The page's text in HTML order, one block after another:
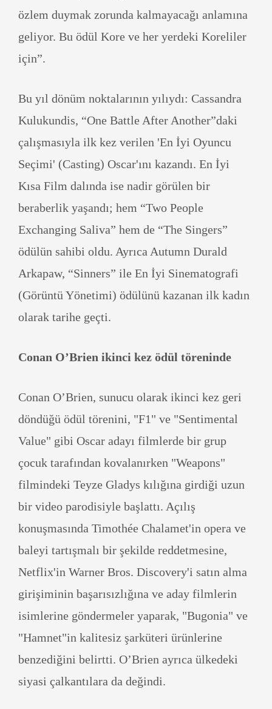
özlem duymak zorunda kalmayacağı anlamına
geliyor. Bu ödül Kore ve her yerdeki Koreliler
için”.
Bu yıl dönüm noktalarının yılıydı: Cassandra
Kulukundis, “One Battle After Another”daki
çalışmasıyla ilk kez verilen 'En İyi Oyuncu
Seçimi' (Casting) Oscar'ını kazandı. En İyi
Kısa Film dalında ise nadir görülen bir
beraberlik yaşandı; hem “Two People
Exchanging Saliva” hem de “The Singers”
ödülün sahibi oldu. Ayrıca Autumn Durald
Arkapaw, “Sinners” ile En İyi Sinematografi
(Görüntü Yönetimi) ödülünü kazanan ilk kadın
olarak tarihe geçti.
Conan O’Brien ikinci kez ödül töreninde
Conan O’Brien, sunucu olarak ikinci kez geri
döndüğü ödül törenini, "F1" ve "Sentimental
Value" gibi Oscar adayı filmlerde bir grup
çocuk tarafından kovalanırken "Weapons"
filmindeki Teyze Gladys kılığına girdiği uzun
bir video parodisiyle başlattı. Açılış
konuşmasında Timothée Chalamet'in opera ve
baleyi tartışmalı bir şekilde reddetmesine,
Netflix'in Warner Bros. Discovery'i satın alma
girişiminin başarısızlığına ve aday filmlerin
isimlerine göndermeler yaparak, "Bugonia" ve
"Hamnet"in kalitesiz şarküteri ürünlerine
benzediğini belirtti. O’Brien ayrıca ülkedeki
siyasi çalkantılara da değindi.